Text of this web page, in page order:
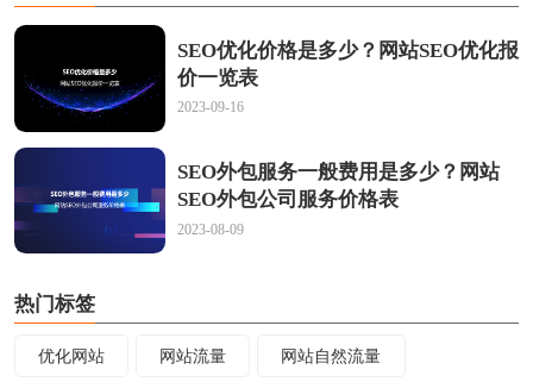
SEO优化价格是多少？网站SEO优化报
价一览表
2023-09-16
SEO外包服务一般费用是多少？网站
SEO外包公司服务价格表
2023-08-09
热门标签
优化网站 网站流量 网站自然流量